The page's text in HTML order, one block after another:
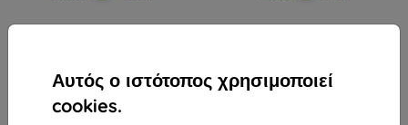
Αυτός ο ιστότοπος χρησιμοποιεί
cookies.